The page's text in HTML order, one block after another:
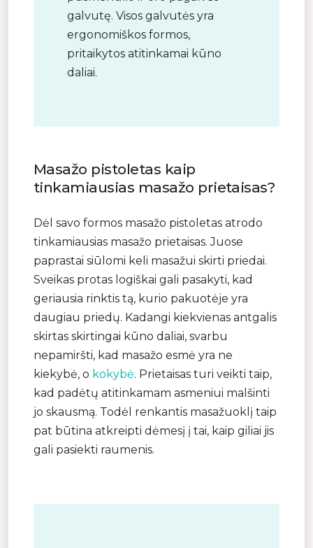
galvutę. Visos galvutės yra
ergonomiškos formos,
pritaikytos atitinkamai kūno
daliai.
Masažo pistoletas kaip
tinkamiausias masažo prietaisas?
Dėl savo formos masažo pistoletas atrodo
tinkamiausias masažo prietaisas. Juose
paprastai siūlomi keli masažui skirti priedai.
Sveikas protas logiškai gali pasakyti, kad
geriausia rinktis tą, kurio pakuotėje yra
daugiau priedų. Kadangi kiekvienas antgalis
skirtas skirtingai kūno daliai, svarbu
nepamiršti, kad masažo esmė yra ne
kiekybė, o kokybė. Prietaisas turi veikti taip,
kad padėtų atitinkamam asmeniui malšinti
jo skausmą. Todėl renkantis masažuoklį taip
pat būtina atkreipti dėmesį į tai, kaip giliai jis
gali pasiekti raumenis.